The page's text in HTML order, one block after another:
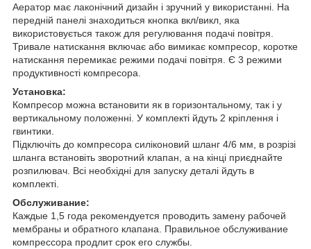
Аератор має лаконічний дизайн і зручний у використанні. На
передній панелі знаходиться кнопка вкл/викл, яка
використовується також для регулювання подачі повітря.
Тривале натискання включає або вимикає компресор, коротке
натискання перемикає режими подачі повітря. Є 3 режими
продуктивності компресора.
Установка:
Компресор можна встановити як в горизонтальному, так і у
вертикальному положенні. У комплекті йдуть 2 кріплення і
гвинтики.
Підключіть до компресора силіконовий шланг 4/6 мм, в розрізі
шланга встановіть зворотний клапан, а на кінці приєднайте
розпилювач. Всі необхідні для запуску деталі йдуть в
комплекті.
Обслуживание:
Каждые 1,5 года рекомендуется проводить замену рабочей
мембраны и обратного клапана. Правильное обслуживание
компрессора продлит срок его службы.